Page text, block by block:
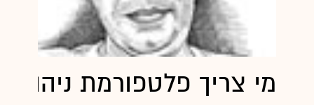
מי צריך פלטפורמת ניהול